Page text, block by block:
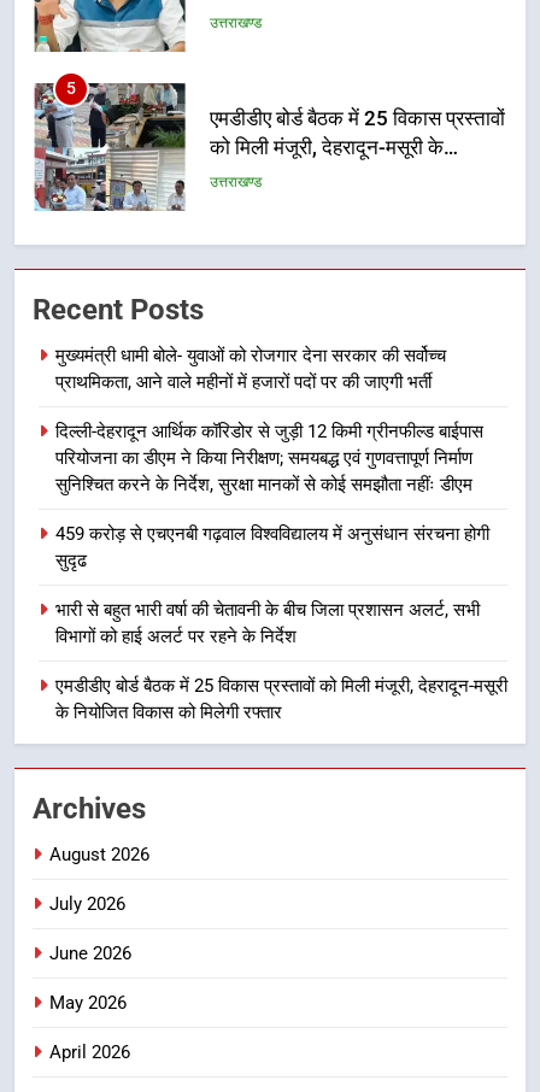
5
को मिली मंजूरी, देहरादून-मसूरी के
नियोजित विकास को मिलेगी रफ्तार
उत्तराखण्ड
6
मुख्यमंत्री पुष्कर सिंह धामी के दिशा-निर्देशों
में पीएम आवास योजना (शहरी) की प्रगति
7
अभियुक्त को दून पुलिस ने हरिद्वार से किया
गिरफ्तार
उत्तराखण्ड
8
उत्तराखण्ड
1
मुख्यमंत्री धामी बोले- युवाओं को रोजगार
देना सरकार की सर्वोच्च प्राथमिकता, आने
2
3
Recent Posts
मुख्यमंत्री धामी बोले- युवाओं को रोजगार देना सरकार की सर्वोच्च
प्राथमिकता, आने वाले महीनों में हजारों पदों पर की जाएगी भर्ती
दिल्ली-देहरादून आर्थिक कॉरिडोर से जुड़ी 12 किमी ग्रीनफील्ड बाईपास
परियोजना का डीएम ने किया निरीक्षण; समयबद्ध एवं गुणवत्तापूर्ण निर्माण
सुनिश्चित करने के निर्देश, सुरक्षा मानकों से कोई समझौता नहींः डीएम
459 करोड़ से एचएनबी गढ़वाल विश्वविद्यालय में अनुसंधान संरचना होगी
सुदृढ
भारी से बहुत भारी वर्षा की चेतावनी के बीच जिला प्रशासन अलर्ट, सभी
विभागों को हाई अलर्ट पर रहने के निर्देश
एमडीडीए बोर्ड बैठक में 25 विकास प्रस्तावों को मिली मंजूरी, देहरादून-मसूरी
के नियोजित विकास को मिलेगी रफ्तार
Archives
August 2026
July 2026
June 2026
May 2026
April 2026